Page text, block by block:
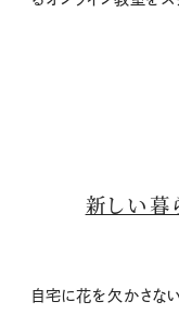
新しい暮
自宅に花を欠かさな